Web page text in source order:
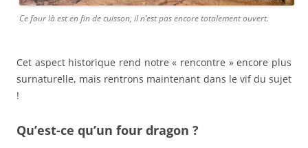
Ce four là est en fin de cuisson, il n’est pas encore totalement ouvert.
Cet aspect historique rend notre « rencontre » encore plus
surnaturelle, mais rentrons maintenant dans le vif du sujet
!
Qu’est-ce qu’un four dragon ?